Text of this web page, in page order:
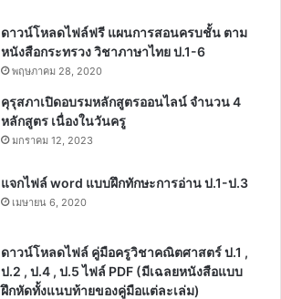
ดาวน์โหลดไฟล์ฟรี แผนการสอนครบชั้น ตาม
หนังสือกระทรวง วิชาภาษาไทย ป.1-6
พฤษภาคม 28, 2020
คุรุสภาเปิดอบรมหลักสูตรออนไลน์ จำนวน 4
หลักสูตร เนื่องในวันครู
มกราคม 12, 2023
แจกไฟล์ word แบบฝึกทักษะการอ่าน ป.1-ป.3
เมษายน 6, 2020
ดาวน์โหลดไฟล์ คู่มือครูวิชาคณิตศาสตร์ ป.1 ,
ป.2 , ป.4 , ป.5 ไฟล์ PDF (มีเฉลยหนังสือแบบ
ฝึกหัดทั้งแนบท้ายของคู่มือแต่ละเล่ม)